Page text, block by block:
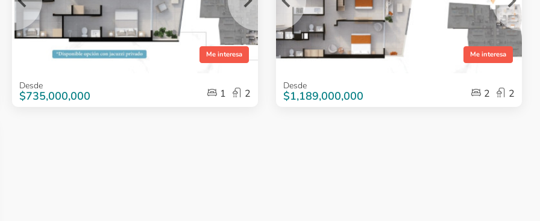
Me interesa
Item
Desde
$735,000,000 1 2
Me interesa
Ver Proyecto
Item
Desde
$1,189,000,000 2 2